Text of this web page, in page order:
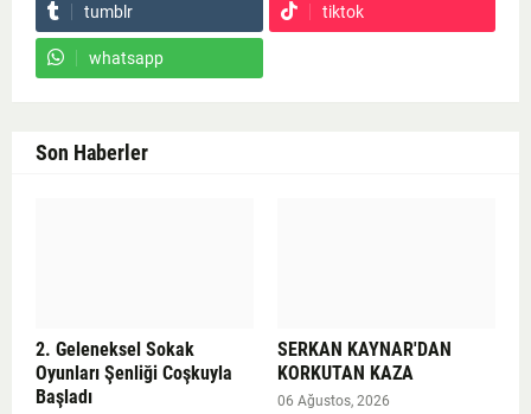
tumblr tiktok
whatsapp
Son Haberler
2. Geleneksel Sokak
Oyunları Şenliği Coşkuyla
Başladı
SERKAN KAYNAR'DAN
KORKUTAN KAZA
06 Ağustos, 2026